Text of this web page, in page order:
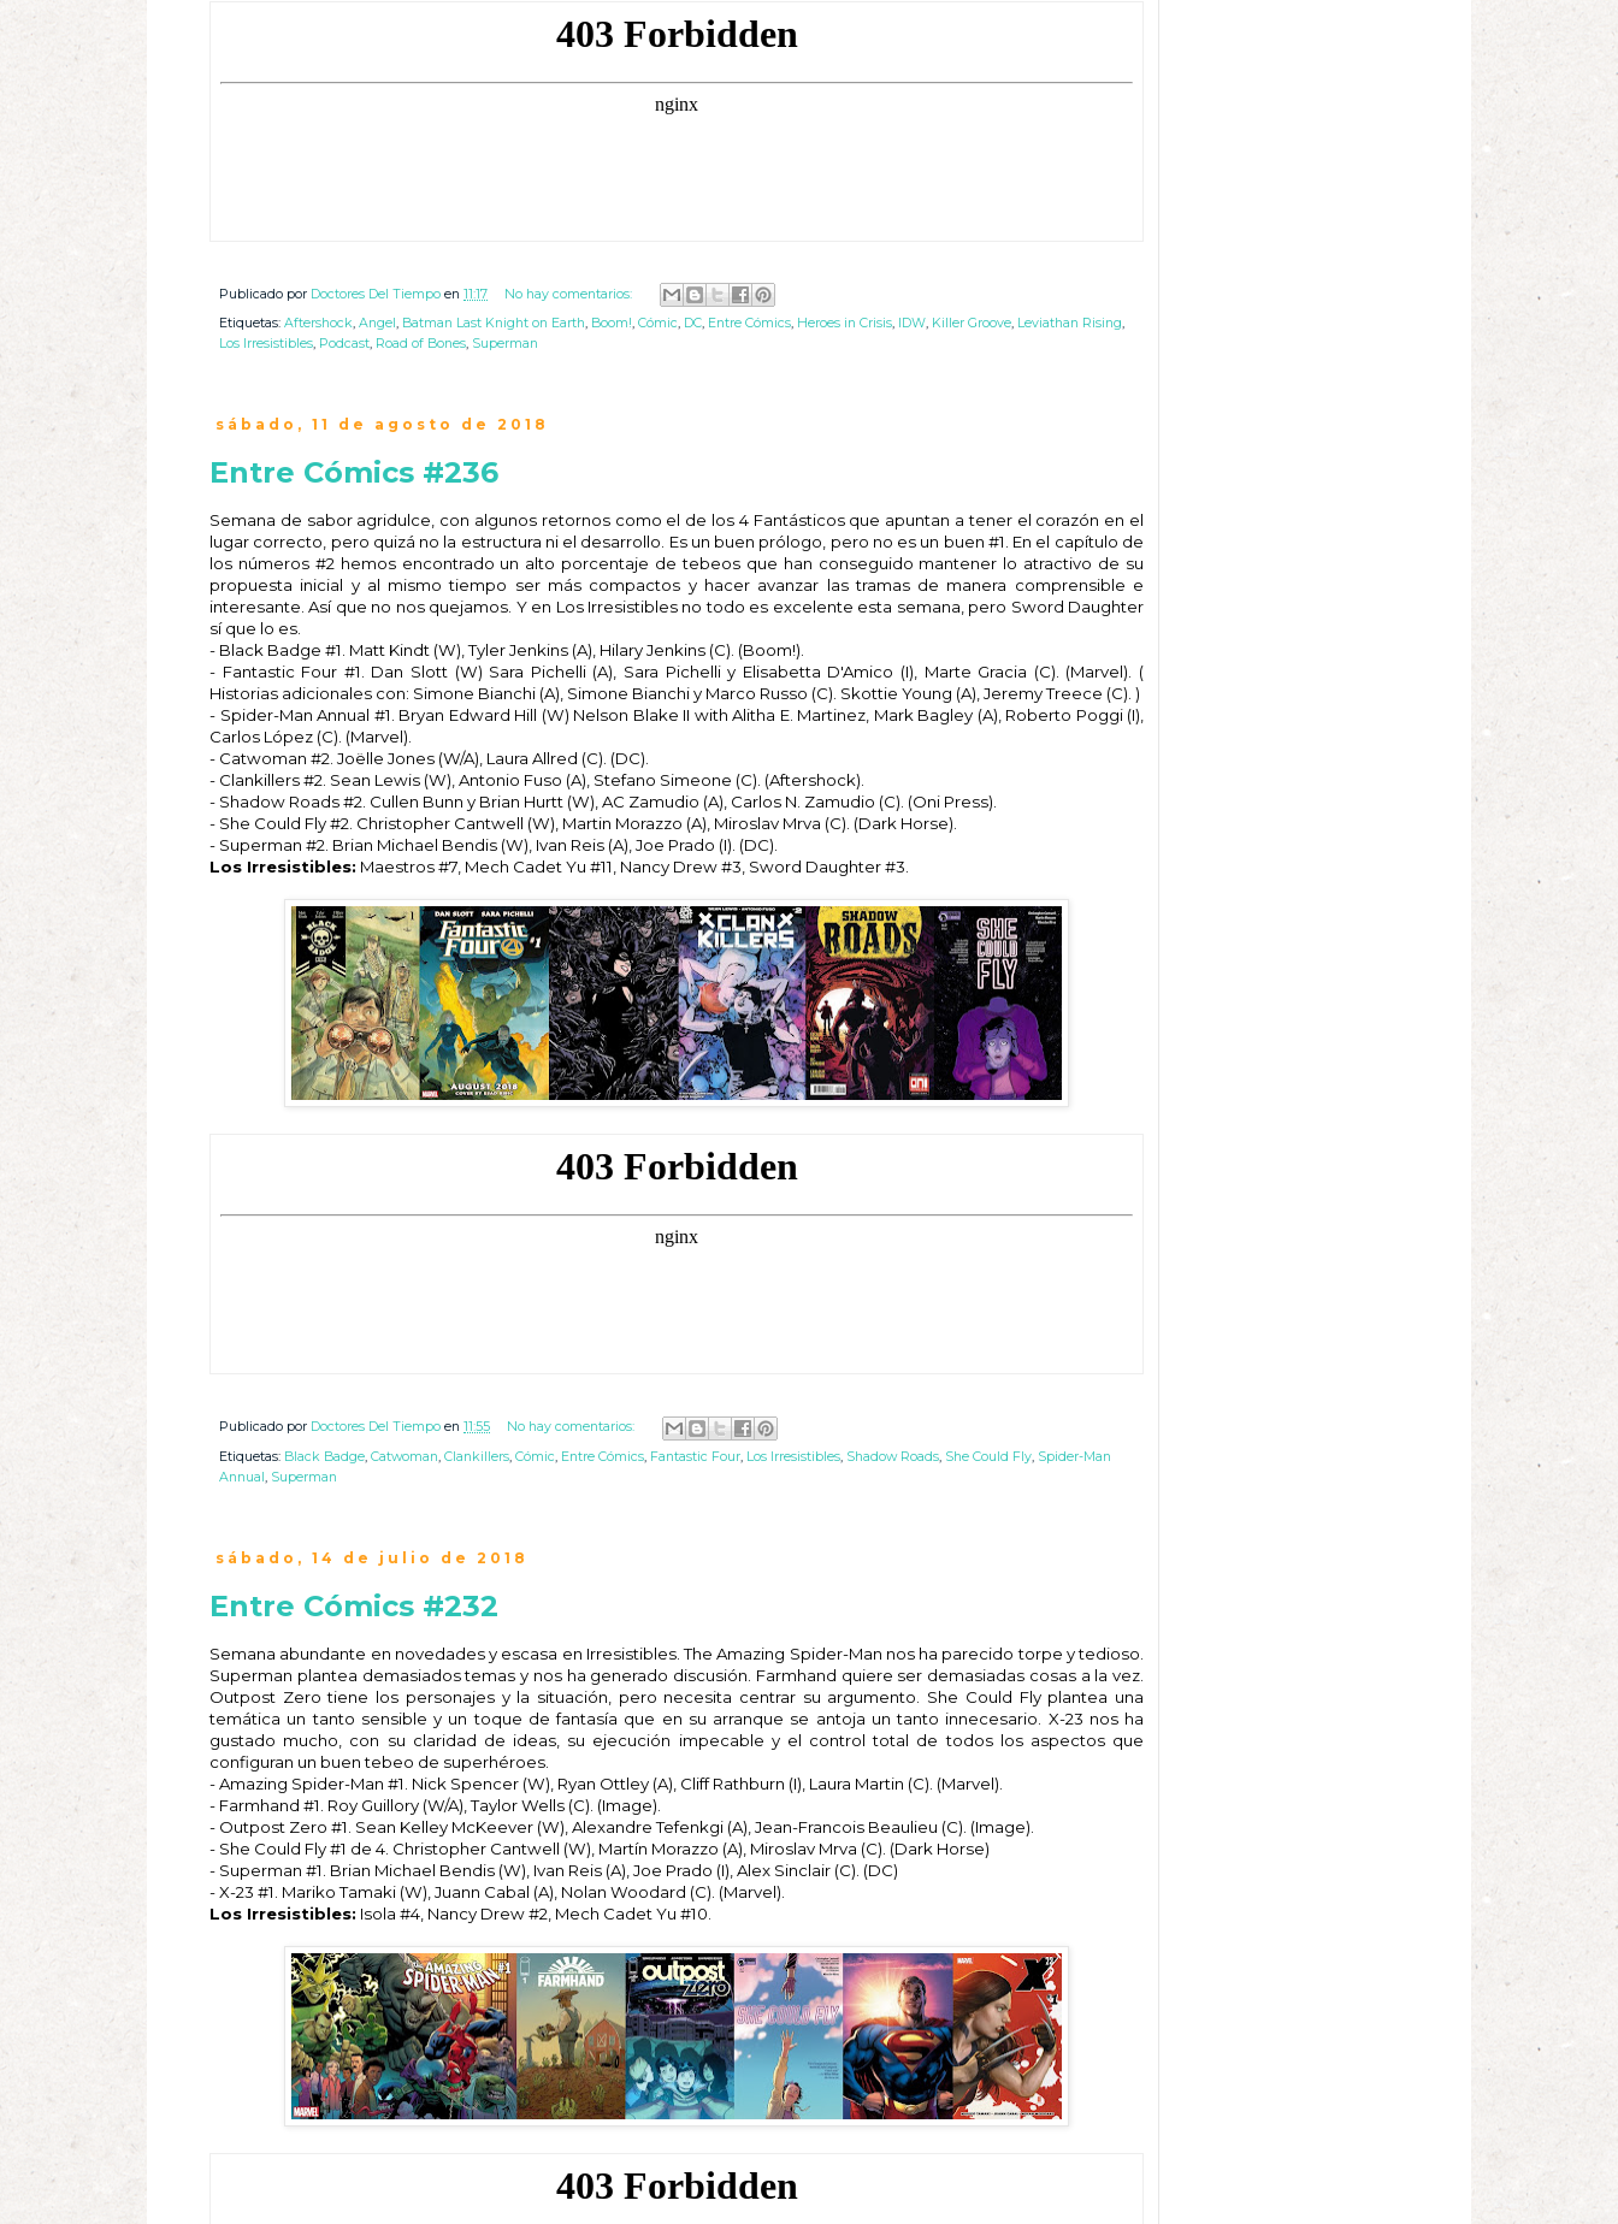
Publicado por Doctores Del Tiempo en 11:17
No hay comentarios:
Etiquetas: Aftershock, Angel , Batman Last Knight on Earth, Boom!, Cómic, DC, Entre Cómics, Heroes in Crisis, IDW, Killer Groove, Leviathan Rising,
Los Irresistibles, Podcast, Road of Bones, Superman
sábado, 11 de agosto de 2018
Entre Cómics #236
Semana de sabor agridulce, con algunos retornos como el de los 4 Fantásticos que apuntan a tener el corazón en el
lugar correcto, pero quizá no la estructura ni el desarrollo. Es un buen prólogo, pero no es un buen #1. En el capítulo de
los números #2 hemos encontrado un alto porcentaje de tebeos que han conseguido mantener lo atractivo de su
propuesta inicial y al mismo tiempo ser más compactos y hacer avanzar las tramas de manera comprensible e
interesante. Así que no nos quejamos. Y en Los Irresistibles no todo es excelente esta semana, pero Sword Daughter
sí que lo es.
- Black Badge #1. Matt Kindt (W), Tyler Jenkins (A), Hilary Jenkins (C). (Boom!).
- Fantastic Four #1. Dan Slott (W) Sara Pichelli (A), Sara Pichelli y Elisabetta D'Amico (I), Marte Gracia (C). (Marvel). (
Historias adicionales con: Simone Bianchi (A), Simone Bianchi y Marco Russo (C). Skottie Young (A), Jeremy Treece (C). )
- Spider-Man Annual #1. Bryan Edward Hill (W) Nelson Blake II with Alitha E. Martinez, Mark Bagley (A), Roberto Poggi (I),
Carlos López (C). (Marvel).
- Catwoman #2. Joëlle Jones (W/A), Laura Allred (C). (DC).
- Clankillers #2. Sean Lewis (W), Antonio Fuso (A), Stefano Simeone (C). (Aftershock).
- Shadow Roads #2. Cullen Bunn y Brian Hurtt (W), AC Zamudio (A), Carlos N. Zamudio (C). (Oni Press).
- She Could Fly #2. Christopher Cantwell (W), Martin Morazzo (A), Miroslav Mrva (C). (Dark Horse).
- Superman #2. Brian Michael Bendis (W), Ivan Reis (A), Joe Prado (I). (DC).
Los Irresistibles: Maestros #7, Mech Cadet Yu #11, Nancy Drew #3, Sword Daughter #3.
Publicado por Doctores Del Tiempo en 11:55
No hay comentarios:
Etiquetas: Black Badge, Catwoman, Clankillers, Cómic, Entre Cómics, Fantastic Four, Los Irresistibles, Shadow Roads, She Could Fly, Spider-Man
Annual, Superman
sábado, 14 de julio de 2018
Entre Cómics #232
Semana abundante en novedades y escasa en Irresistibles. The Amazing Spider-Man nos ha parecido torpe y tedioso.
Superman plantea demasiados temas y nos ha generado discusión. Farmhand quiere ser demasiadas cosas a la vez.
Outpost Zero tiene los personajes y la situación, pero necesita centrar su argumento. She Could Fly plantea una
temática un tanto sensible y un toque de fantasía que en su arranque se antoja un tanto innecesario. X-23 nos ha
gustado mucho, con su claridad de ideas, su ejecución impecable y el control total de todos los aspectos que
configuran un buen tebeo de superhéroes.
- Amazing Spider-Man #1. Nick Spencer (W), Ryan Ottley (A), Cliff Rathburn (I), Laura Martin (C). (Marvel).
- Farmhand #1. Roy Guillory (W/A), Taylor Wells (C). (Image).
- Outpost Zero #1. Sean Kelley McKeever (W), Alexandre Tefenkgi (A), Jean-Francois Beaulieu (C). (Image).
- She Could Fly #1 de 4. Christopher Cantwell (W), Martín Morazzo (A), Miroslav Mrva (C). (Dark Horse)
- Superman #1. Brian Michael Bendis (W), Ivan Reis (A), Joe Prado (I), Alex Sinclair (C). (DC)
- X-23 #1. Mariko Tamaki (W), Juann Cabal (A), Nolan Woodard (C). (Marvel).
Los Irresistibles: Isola #4, Nancy Drew #2, Mech Cadet Yu #10.